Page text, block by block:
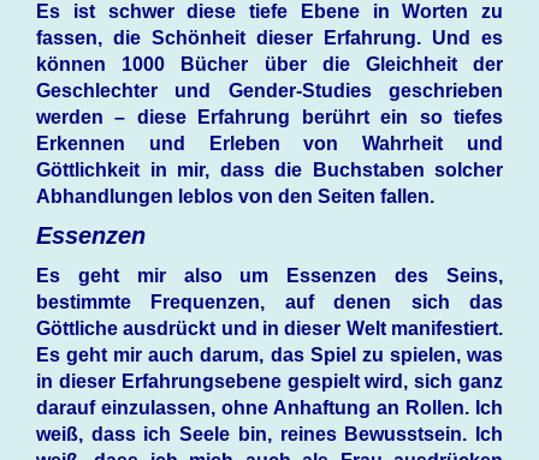
Es ist schwer diese tiefe Ebene in Worten zu
fassen, die Schönheit dieser Erfahrung. Und es
können 1000 Bücher über die Gleichheit der
Geschlechter und Gender-Studies geschrieben
werden – diese Erfahrung berührt ein so tiefes
Erkennen und Erleben von Wahrheit und
Göttlichkeit in mir, dass die Buchstaben solcher
Abhandlungen leblos von den Seiten fallen.
Essenzen
Es geht mir also um Essenzen des Seins,
bestimmte Frequenzen, auf denen sich das
Göttliche ausdrückt und in dieser Welt manifestiert.
Es geht mir auch darum, das Spiel zu spielen, was
in dieser Erfahrungsebene gespielt wird, sich ganz
darauf einzulassen, ohne Anhaftung an Rollen. Ich
weiß, dass ich Seele bin, reines Bewusstsein. Ich